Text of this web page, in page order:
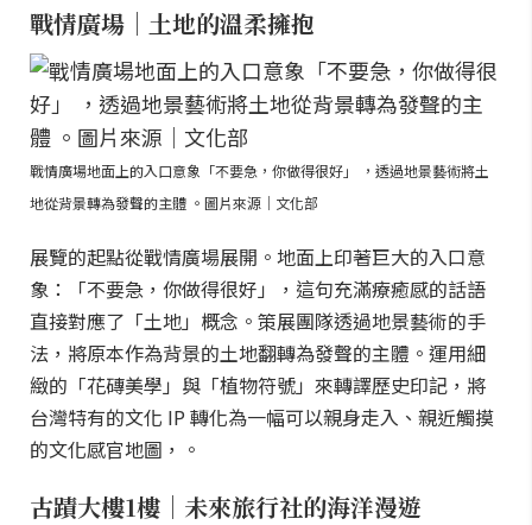
戰情廣場｜土地的溫柔擁抱
戰情廣場地面上的入口意象「不要急，你做得很好」 ，透過地景藝術將土
地從背景轉為發聲的主體 。圖片來源｜文化部
展覽的起點從戰情廣場展開。地面上印著巨大的入口意
象：「不要急，你做得很好」，這句充滿療癒感的話語
直接對應了「土地」概念。策展團隊透過地景藝術的手
法，將原本作為背景的土地翻轉為發聲的主體。運用細
緻的「花磚美學」與「植物符號」來轉譯歷史印記，將
台灣特有的文化 IP 轉化為一幅可以親身走入、親近觸摸
的文化感官地圖，。
古蹟大樓1樓｜未來旅行社的海洋漫遊